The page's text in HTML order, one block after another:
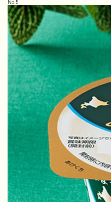
No. 5